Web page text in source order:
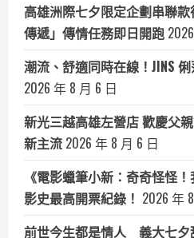
高雄洲際七夕限定企劃串聯
傳遞」傳情任務即日開跑
潮流、舒適同時在線！JINS
2026 年 8 月 6 日
新光三越高雄左營店 歡慶父
新主流 2026 年 8 月 6 日
《電影蠟筆小新：奇奇怪怪
影史最高開票紀錄！ 2026 年
前世今生都是情人 義大七夕